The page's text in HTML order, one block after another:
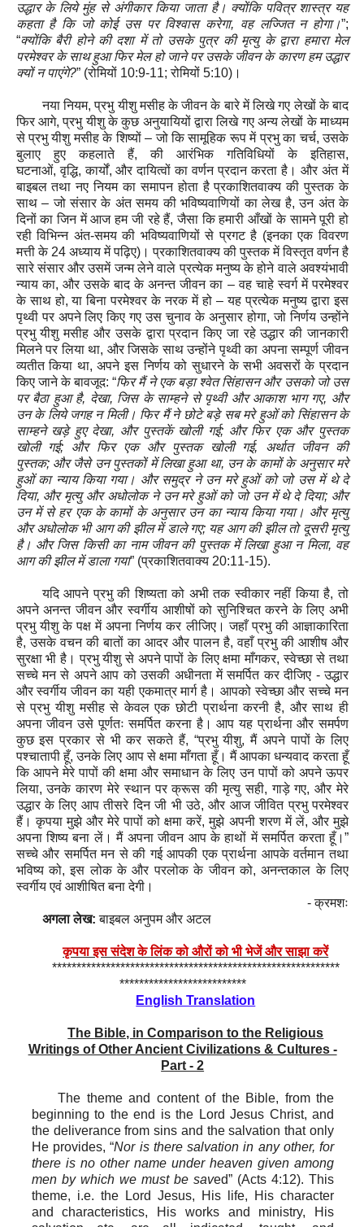
उद्धार के लिये मुंह से अंगीकार किया जाता है। क्योंकि पवित्र शास्त्र यह
कहता है कि जो कोई उस पर विश्वास करेगा, वह लज्जित न होगा।”;
“क्योंकि बैरी होने की दशा में तो उसके पुत्र की मृत्यु के द्वारा हमारा मेल
परमेश्वर के साथ हुआ फिर मेल हो जाने पर उसके जीवन के कारण हम उद्धार
क्यों न पाएंगे?”(रोमियों10:9-11; रोमियों 5:10)।
नया नियम,प्रभु यीशु मसीह के जीवन के बारे में लिखे गए लेखों के बाद
फिर आगे,प्रभु यीशु के कुछ अनुयायियों द्वारा लिखे गए अन्य लेखों के माध्यम
से प्रभु यीशु मसीह के शिष्यों – जो कि सामूहिक रूप में प्रभु का चर्च, उसके
बुलाए हुए कहलाते हैं, की आरंभिक गतिविधियों के इतिहास,
घटनाओं,वृद्धि,कार्यों, और दायित्वों का वर्णन प्रदान करता है। और अंत में
बाइबल तथा नए नियम का समापन होता है प्रकाशितवाक्य की पुस्तक के
साथ– जो संसार के अंत समय की भविष्यवाणियों का लेख है,उन अंत के
दिनों का जिन में आज हम जी रहे हैं,जैसा कि हमारी आँखों के सामने पूरी हो
रही विभिन्न अंत-समय की भविष्यवाणियों से प्रगट है (इनका एक विवरण
मत्ती के24अध्याय में पढ़िए)। प्रकाशितवाक्य की पुस्तक में विस्तृत वर्णन है
सारे संसार और उसमें जन्म लेने वाले प्रत्येक मनुष्य के होने वाले अवश्यंभावी
न्याय का, और उसके बाद के अनन्त जीवन का –वह चाहे स्वर्ग में परमेश्वर
के साथ हो,या बिना परमेश्वर के नरक में हो – यह प्रत्येक मनुष्य द्वारा इस
पृथ्वी पर अपने लिए किए गए उस चुनाव के अनुसार होगा,जो निर्णय उन्होंने
प्रभु यीशु मसीह और उसके द्वारा प्रदान किए जा रहे उद्धार की जानकारी
मिलने पर लिया था, और जिसके साथ उन्होंने पृथ्वी का अपना सम्पूर्ण जीवन
व्यतीत किया था, अपने इस निर्णय को सुधारने के सभी अवसरों के प्रदान
किए जाने के बावजूद: “फिर मैं ने एक बड़ा श्वेत सिंहासन और उसको जो उस
पर बैठा हुआ है, देखा, जिस के साम्हने से पृथ्वी और आकाश भाग गए, और
उन के लिये जगह न मिली। फिर मैं ने छोटे बड़े सब मरे हुओं को सिंहासन के
साम्हने खड़े हुए देखा, और पुस्‍तकें खोली गई; और फिर एक और पुस्‍तक
खोली गई; और फिर एक और पुस्‍तक खोली गई, अर्थात जीवन की
पुस्‍तक; और जैसे उन पुस्‍तकों में लिखा हुआ था, उन के कामों के अनुसार मरे
हुओं का न्याय किया गया। और समुद्र ने उन मरे हुओं को जो उस में थे दे
दिया, और मृत्यु और अधोलोक ने उन मरे हुओं को जो उन में थे दे दिया; और
उन में से हर एक के कामों के अनुसार उन का न्याय किया गया। और मृत्यु
और अधोलोक भी आग की झील में डाले गए; यह आग की झील तो दूसरी मृत्यु
है। और जिस किसी का नाम जीवन की पुस्‍तक में लिखा हुआ न मिला, वह
आग की झील में डाला गया”(प्रकाशितवाक्य20:11-15).
यदि आपने प्रभु की शिष्यता को अभी तक स्वीकार नहीं किया है, तो
अपने अनन्त जीवन और स्वर्गीय आशीषों को सुनिश्चित करने के लिए अभी
प्रभु यीशु के पक्ष में अपना निर्णय कर लीजिए। जहाँ प्रभु की आज्ञाकारिता
है, उसके वचन की बातों का आदर और पालन है, वहाँ प्रभु की आशीष और
सुरक्षा भी है। प्रभु यीशु से अपने पापों के लिए क्षमा माँगकर, स्वेच्छा से तथा
सच्चे मन से अपने आप को उसकी अधीनता में समर्पित कर दीजिए - उद्धार
और स्वर्गीय जीवन का यही एकमात्र मार्ग है। आपको स्वेच्छा और सच्चे मन
से प्रभु यीशु मसीह से केवल एक छोटी प्रार्थना करनी है, और साथ ही
अपना जीवन उसे पूर्णतः समर्पित करना है। आप यह प्रार्थना और समर्पण
कुछ इस प्रकार से भी कर सकते हैं, “प्रभु यीशु, मैं अपने पापों के लिए
पश्चातापी हूँ, उनके लिए आप से क्षमा माँगता हूँ। मैं आपका धन्यवाद करता हूँ
कि आपने मेरे पापों की क्षमा और समाधान के लिए उन पापों को अपने ऊपर
लिया, उनके कारण मेरे स्थान पर क्रूस की मृत्यु सही, गाड़े गए, और मेरे
उद्धार के लिए आप तीसरे दिन जी भी उठे, और आज जीवित प्रभु परमेश्वर
हैं। कृपया मुझे और मेरे पापों को क्षमा करें, मुझे अपनी शरण में लें, और मुझे
अपना शिष्य बना लें। मैं अपना जीवन आप के हाथों में समर्पित करता हूँ।”
सच्चे और समर्पित मन से की गई आपकी एक प्रार्थना आपके वर्तमान तथा
भविष्य को, इस लोक के और परलोक के जीवन को, अनन्तकाल के लिए
स्वर्गीय एवं आशीषित बना देगी।
- क्रमशः
अगला लेख: बाइबल अनुपम और अटल
कृपया इस संदेश के लिंक को औरों को भी भेजें और साझा करें
***********************************************************
**************************
English Translation
The Bible, in Comparison to the Religious
Writings of Other Ancient Civilizations & Cultures -
Part - 2
The theme and content of the Bible, from the
beginning to the end is the Lord Jesus Christ, and
the deliverance from sins and thesalvation that only
He provides, “Nor is there salvation in any other, for
there is no other name under heaven given among
men by which we must be saved” (Acts 4:12). This
theme, i.e. the Lord Jesus, His life, Hischaracter
andcharacteristics, His works and ministry, His